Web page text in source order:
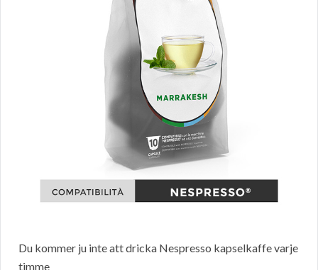
Du kommer ju inte att dricka Nespresso kapselkaffe varje
timme